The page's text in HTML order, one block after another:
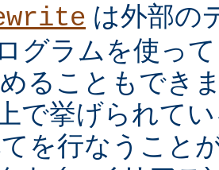
は外部の
グラムを使っ
ることもでき
で挙げられて
を行なうこと